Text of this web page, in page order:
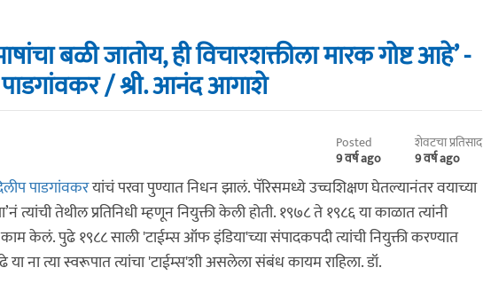
बळी जातोय, ही विचारशक्तीला मारक गोष्ट आहे’ -
पाडगांवकर / श्री. आनंद आगाशे
Posted
9 वर्ष ago
शेवटचा प्रतिसाद
9 वर्ष ago
पाडगांवकरयांचं परवा पुण्यात निधन झालं. पॅरिसमध्ये उच्चशिक्षण घेतल्यानंतर वयाच्या
त्यांची तेथील प्रतिनिधी म्हणून नियुक्ती केली होती. १९७८ ते १९८६ या काळात त्यांनी
केलं. पुढे १९८८ साली 'टाईम्स ऑफ इंडिया'च्या संपादकपदी त्यांची नियुक्ती करण्यात
या ना त्या स्वरूपात त्यांचा 'टाईम्स'शी असलेला संबंध कायम राहिला. डॉ.